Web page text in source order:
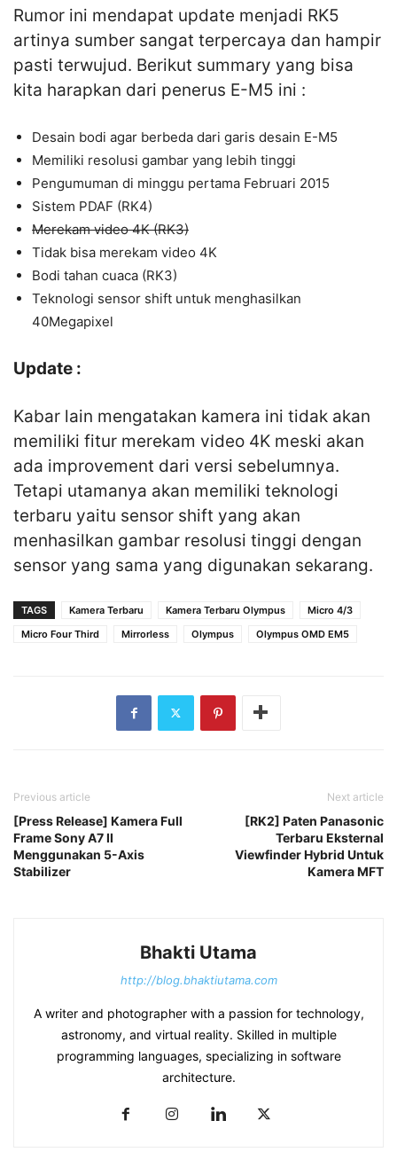
Rumor ini mendapat update menjadi RK5
artinya sumber sangat terpercaya dan hampir
pasti terwujud. Berikut summary yang bisa
kita harapkan dari penerus E-M5 ini :
Desain bodi agar berbeda dari garis desain E-M5
Memiliki resolusi gambar yang lebih tinggi
Pengumuman di minggu pertama Februari 2015
Sistem PDAF (RK4)
Merekam video 4K (RK3)
Tidak bisa merekam video 4K
Bodi tahan cuaca (RK3)
Teknologi sensor shift untuk menghasilkan
40Megapixel
Update :
Kabar lain mengatakan kamera ini tidak akan
memiliki fitur merekam video 4K meski akan
ada improvement dari versi sebelumnya.
Tetapi utamanya akan memiliki teknologi
terbaru yaitu sensor shift yang akan
menhasilkan gambar resolusi tinggi dengan
sensor yang sama yang digunakan sekarang.
TAGS Kamera Terbaru Kamera Terbaru Olympus
Micro 4/3
Micro Four Third
Mirrorless Olympus Olympus OMD EM5
Previous article
[Press Release] Kamera Full
Frame Sony A7 II
Menggunakan 5-Axis
Stabilizer
Next article
[RK2] Paten Panasonic
Terbaru Eksternal
Viewfinder Hybrid Untuk
Kamera MFT
Bhakti Utama
http://blog.bhaktiutama.com
A writer and photographer with a passion for technology,
astronomy, and virtual reality. Skilled in multiple
programming languages, specializing in software
architecture.